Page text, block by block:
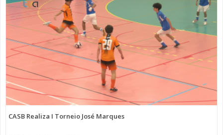
CASB Realiza I Torneio José Marques